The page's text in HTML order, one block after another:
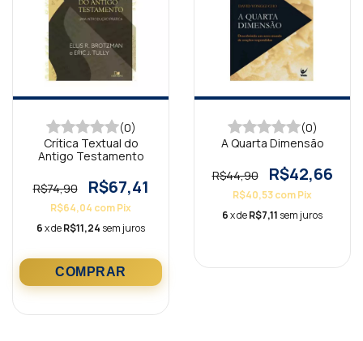
(0)
Crítica Textual do
Antigo Testamento
R$74,90 R$67,41
R$64,04 comPix
6x deR$11,24 sem juros
(0)
A Quarta Dimensão
R$44,90 R$42,66
R$40,53comPix
6x deR$7,11 sem juros